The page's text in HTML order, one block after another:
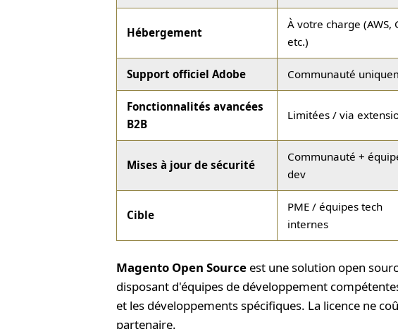
Hébergement
À votre charge (AWS,
etc.)
Support officiel Adobe Communauté
Fonctionnalités avancées
B2B
Limitées / via
Mises à jour de sécurité
Communauté +
dev
Cible
PME / équipes tech
internes
Magento Open Source est une solution open
disposant d'équipes de développement
et les développements spécifiques. La licence ne
partenaire.